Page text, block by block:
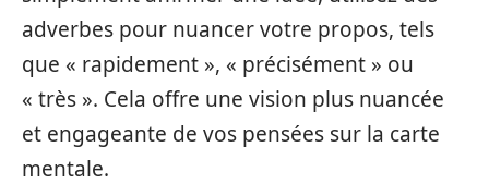
adverbes pour nuancer votre propos, tels
que « rapidement », « précisément » ou
« très ». Cela offre une vision plus nuancée
et engageante de vos pensées sur la carte
mentale.